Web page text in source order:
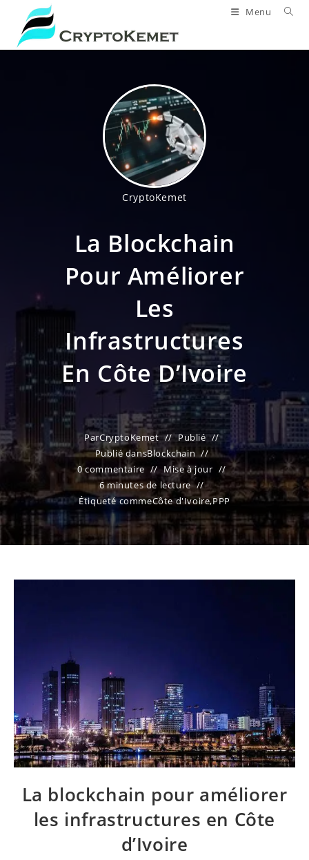
content
Menu
CryptoKemet
La Blockchain
Pour Améliorer
Les
Infrastructures
En Côte D’Ivoire
ParCryptoKemet
Publié
Publié dansBlockchain
0 commentaire
Mise à jour
6 minutes de lecture
Étiqueté commeCôte d'Ivoire,PPP
La blockchain pour améliorer
les infrastructures en Côte
d’Ivoire